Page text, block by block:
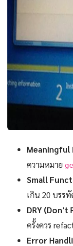
Meaningful
ความหมาย
Small
เกิน 20 บรร
DRY (Don't
ครั้งควร
Error